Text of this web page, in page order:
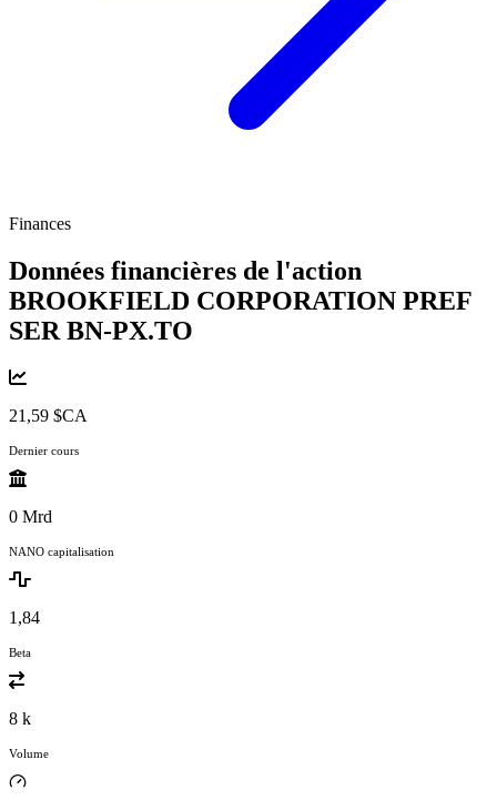
Finances
Données financières de l'action
BROOKFIELD CORPORATION PREF
SER BN-PX.TO
21,59 $CA
Dernier cours
0 Mrd
NANO capitalisation
1,84
Beta
8 k
Volume